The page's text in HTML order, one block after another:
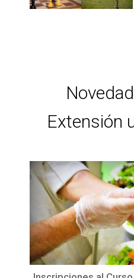
Extensión